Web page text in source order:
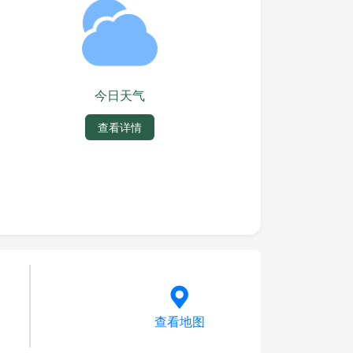
今日天气
查看详情
查看地图